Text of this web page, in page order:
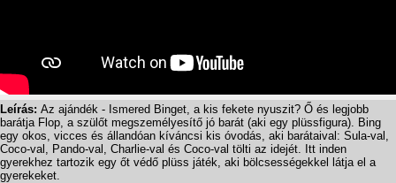
Leírás: Az ajándék - Ismered Binget, a kis fekete nyuszit? Ő és legjobb
barátja Flop, a szülőt megszemélyesítő jó barát (aki egy plüssfigura). Bing
egy okos, vicces és állandóan kíváncsi kis óvodás, aki barátaival: Sula-val,
Coco-val, Pando-val, Charlie-val és Coco-val tölti az idejét. Itt inden
gyerekhez tartozik egy őt védő plüss játék, aki bölcsességekkel látja el a
gyerekeket.